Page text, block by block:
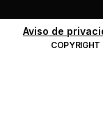
Aviso de